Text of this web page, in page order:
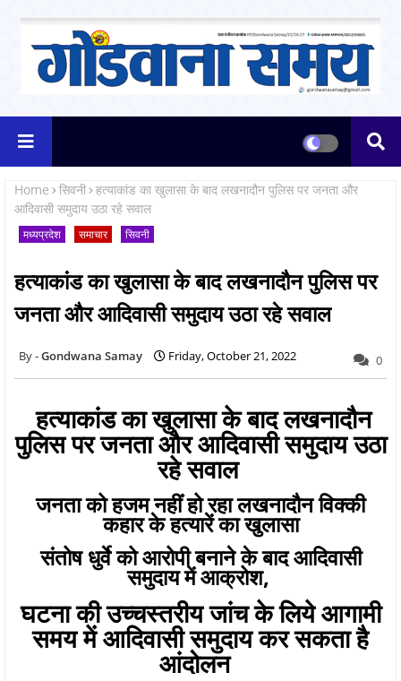
Home सिवनी हत्याकांड का खुलासा के बाद लखनादौन पुलिस पर जनता और
आदिवासी समुदाय उठा रहे सवाल
मध्यप्रदेश समाचार सिवनी
हत्याकांड का खुलासा के बाद लखनादौन पुलिस पर
जनता और आदिवासी समुदाय उठा रहे सवाल
Gondwana Samay Friday, October 21, 2022 0
हत्याकांड का खुलासा के बाद लखनादौन
पुलिस पर जनता और आदिवासी समुदाय उठा
रहे सवाल
जनता को हजम नहींं हो रहा लखनादौन विक्की
कहार के हत्यारें का खुलासा
संतोष धुर्वे को आरोपी बनाने के बाद आदिवासी
समुदाय में आक्रोश,
घटना की उच्चस्तरीय जांच के लिये आगामी
समय में आदिवासी समुदाय कर सकता है
आंदोलन